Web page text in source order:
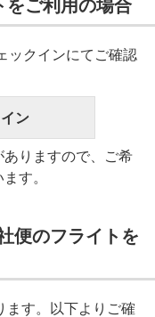
をご利用の場合
ックインにてご確認
ン
りますので、ご希
す。
便のフライトを
ます。以下よりご確